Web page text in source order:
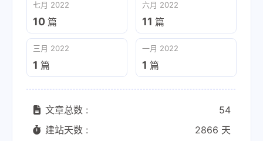
七月 2022
10 篇
六月 2022
11 篇
三月 2022
1 篇
一月 2022
1 篇
文章总数 :
54
建站天数 :
2866 天